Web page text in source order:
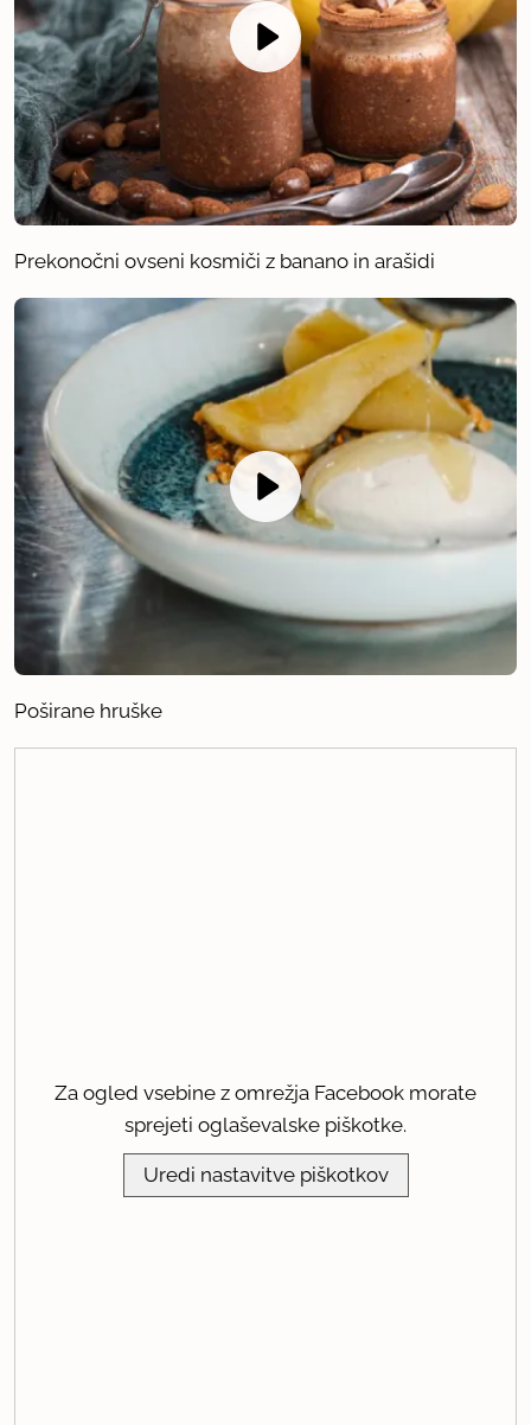
Prekonočni ovseni kosmiči z banano in arašidi
Poširane hruške
Za ogled vsebine z omrežja Facebook morate
sprejeti oglaševalske piškotke.
Uredi nastavitve piškotkov